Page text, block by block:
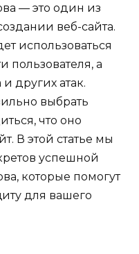
— это один из
веб-сайта.
использоваться
пользователя, а
других атак.
выбрать
что оно
В этой статье мы
успешной
которые помогут
для вашего